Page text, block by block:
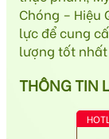
Chóng – Hiệu
lực để cung
lượng tốt nhất
THÔNG TIN